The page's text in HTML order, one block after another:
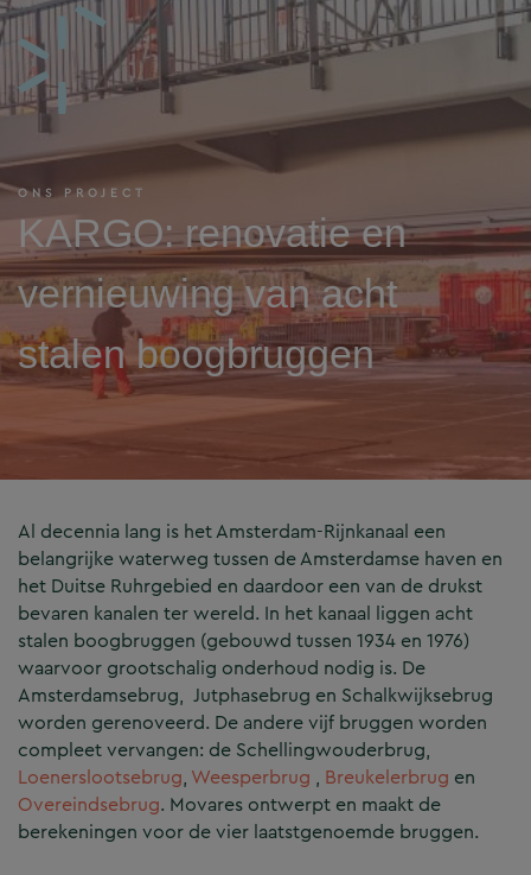
ONS PROJECT
KARGO: renovatie en
vernieuwing van acht
stalen boogbruggen
Al decennia lang is het Amsterdam-Rijnkanaal een
belangrijke waterweg tussen de Amsterdamse haven en
het Duitse Ruhrgebied en daardoor een van de drukst
bevaren kanalen ter wereld. In het kanaal liggen acht
stalen boogbruggen (gebouwd tussen 1934 en 1976)
waarvoor grootschalig onderhoud nodig is. De
Amsterdamsebrug, Jutphasebrug en Schalkwijksebrug
worden gerenoveerd. De andere vijf bruggen worden
compleet vervangen: de Schellingwouderbrug,
Loenerslootsebrug, Weesperbrug , Breukelerbrug en
Overeindsebrug. Movares ontwerpt en maakt de
berekeningen voor de vier laatstgenoemde bruggen.